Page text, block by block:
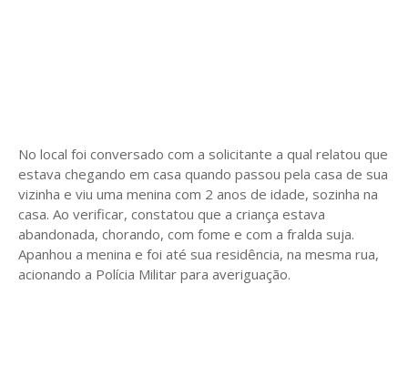
No local foi conversado com a solicitante a qual relatou que
estava chegando em casa quando passou pela casa de sua
vizinha e viu uma menina com 2 anos de idade, sozinha na
casa. Ao verificar, constatou que a criança estava
abandonada, chorando, com fome e com a fralda suja.
Apanhou a menina e foi até sua residência, na mesma rua,
acionando a Polícia Militar para averiguação.